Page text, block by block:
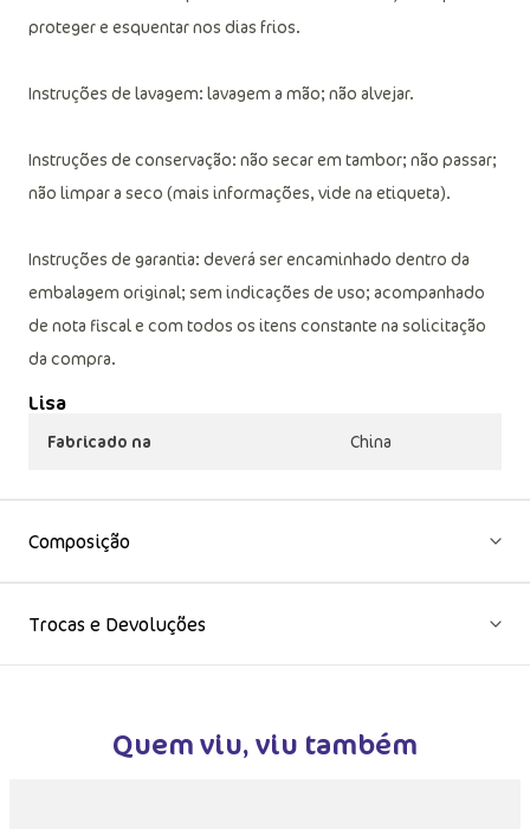
proteger e esquentar nos dias frios.
Instruções de lavagem: lavagem a mão; não alvejar.
Instruções de conservação: não secar em tambor; não passar;
não limpar a seco (mais informações, vide na etiqueta).
Instruções de garantia: deverá ser encaminhado dentro da
embalagem original; sem indicações de uso; acompanhado
de nota fiscal e com todos os itens constante na solicitação
da compra.
Lisa
Fabricado na China
Composição
Trocas e Devoluções
Quem viu, viu também